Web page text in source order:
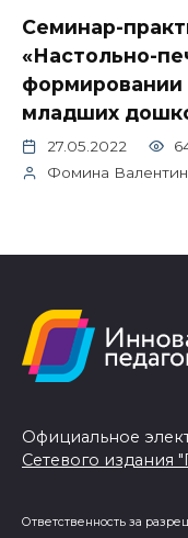
Семинар-
«Настольно-
формировании
младших
27.05.2022
Фомина
Официальное
Сетевого издания
Ответственность за